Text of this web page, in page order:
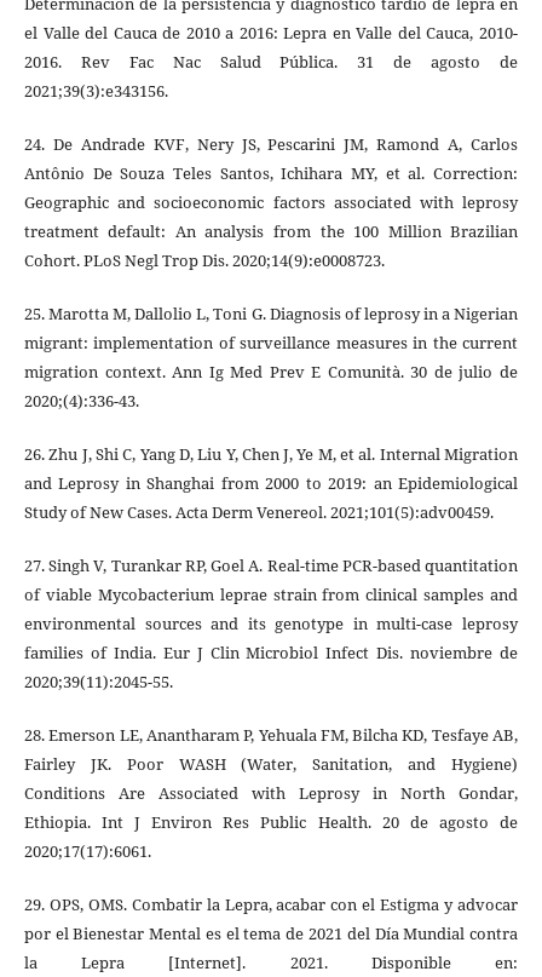
el Valle del Cauca de 2010 a 2016: Lepra en Valle del Cauca, 2010-
2016. Rev Fac Nac Salud Pública. 31 de agosto de
2021;39(3):e343156.
24. De Andrade KVF, Nery JS, Pescarini JM, Ramond A, Carlos
Antônio De Souza Teles Santos, Ichihara MY, et al. Correction:
Geographic and socioeconomic factors associated with leprosy
treatment default: An analysis from the 100 Million Brazilian
Cohort. PLoS Negl Trop Dis. 2020;14(9):e0008723.
25. Marotta M, Dallolio L, Toni G. Diagnosis of leprosy in a Nigerian
migrant: implementation of surveillance measures in the current
migration context. Ann Ig Med Prev E Comunità. 30 de julio de
2020;(4):336-43.
26. Zhu J, Shi C, Yang D, Liu Y, Chen J, Ye M, et al. Internal Migration
and Leprosy in Shanghai from 2000 to 2019: an Epidemiological
Study of New Cases. Acta Derm Venereol. 2021;101(5):adv00459.
27. Singh V, Turankar RP, Goel A. Real-time PCR-based quantitation
of viable Mycobacterium leprae strain from clinical samples and
environmental sources and its genotype in multi-case leprosy
families of India. Eur J Clin Microbiol Infect Dis. noviembre de
2020;39(11):2045-55.
28. Emerson LE, Anantharam P, Yehuala FM, Bilcha KD, Tesfaye AB,
Fairley JK. Poor WASH (Water, Sanitation, and Hygiene)
Conditions Are Associated with Leprosy in North Gondar,
Ethiopia. Int J Environ Res Public Health. 20 de agosto de
2020;17(17):6061.
29. OPS, OMS. Combatir la Lepra, acabar con el Estigma y advocar
por el Bienestar Mental es el tema de 2021 del Día Mundial contra
la Lepra [Internet]. 2021. Disponible en: